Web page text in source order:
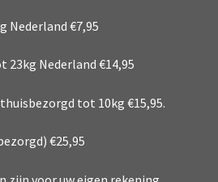
Nederland €7,95
23kg Nederland €14,95
tot 10kg €15,95.
€25,95